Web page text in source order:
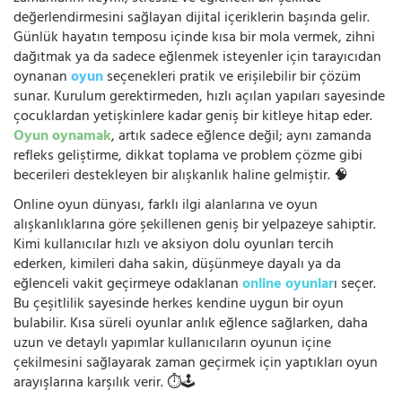
değerlendirmesini sağlayan dijital içeriklerin başında gelir.
Günlük hayatın temposu içinde kısa bir mola vermek, zihni
dağıtmak ya da sadece eğlenmek isteyenler için tarayıcıdan
oynananoyunseçenekleri pratik ve erişilebilir bir çözüm
sunar. Kurulum gerektirmeden, hızlı açılan yapıları sayesinde
çocuklardan yetişkinlere kadar geniş bir kitleye hitap eder.
Oyun oynamak, artık sadece eğlence değil; aynı zamanda
refleks geliştirme, dikkat toplama ve problem çözme gibi
becerileri destekleyen bir alışkanlık haline gelmiştir. 🧠
Online oyun dünyası, farklı ilgi alanlarına ve oyun
alışkanlıklarına göre şekillenen geniş bir yelpazeye sahiptir.
Kimi kullanıcılar hızlı ve aksiyon dolu oyunları tercih
ederken, kimileri daha sakin, düşünmeye dayalı ya da
eğlenceli vakit geçirmeye odaklananonline oyunları seçer.
Bu çeşitlilik sayesinde herkes kendine uygun bir oyun
bulabilir. Kısa süreli oyunlar anlık eğlence sağlarken, daha
uzun ve detaylı yapımlar kullanıcıların oyunun içine
çekilmesini sağlayarak zaman geçirmek için yaptıkları oyun
arayışlarına karşılık verir. ⏱️🕹️